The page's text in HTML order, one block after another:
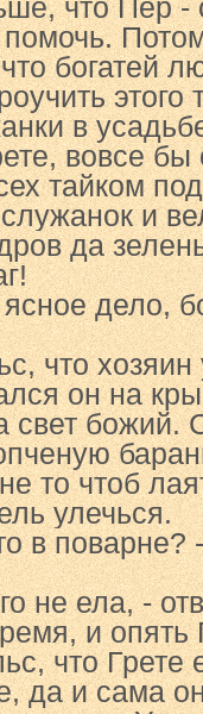
что Пер -
богатей
этого
в
вовсе бы
тайком
и
да
ясное дело,
что
он на
божий.
то чтоб
улечься.
в поварне?
не ела, -
и опять
что Грете
да и сама